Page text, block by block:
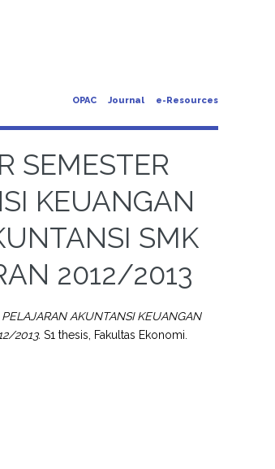
OPAC Journal e-Resources
SEMESTER
KEUANGAN
SMK
2012/2013
AKUNTANSI KEUANGAN
2013. S1 thesis, Fakultas Ekonomi.